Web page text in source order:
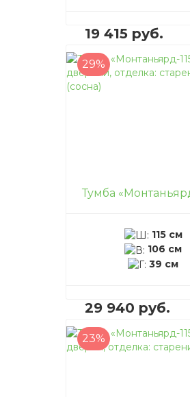
19 415 руб.
– + В
29%
115 см
106 см
39 см
29 940 руб.
– + В
23%